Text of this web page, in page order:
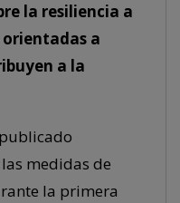
la resiliencia a
a
a la
medidas de
la primera